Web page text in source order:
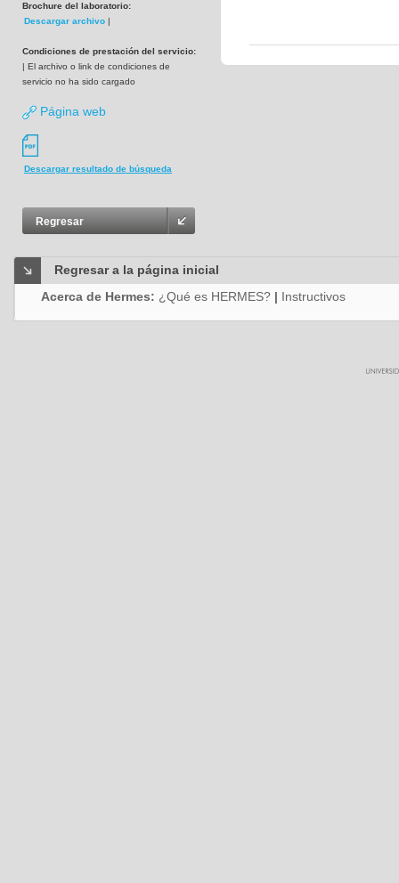
Brochure del laboratorio:
Descargar archivo |
Condiciones de prestación del servicio:
| El archivo o link de condiciones de
servicio no ha sido cargado
Página web
Descargar resultado de búsqueda
Regresar
Regresar a la página inicial
Acerca de Hermes: ¿Qué es HERMES? | Instructivos